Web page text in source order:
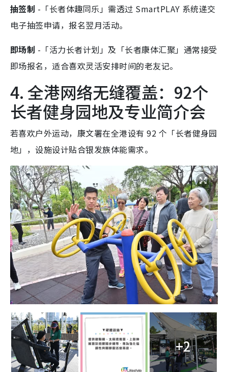
抽签制 -「长者体趣同乐」需透过 SmartPLAY 系统递交
电子抽签申请，报名翌月活动。
即场制 -「活力长者计划」及「长者康体汇聚」通常接受
即场报名，适合喜欢灵活安排时间的老友记。
4. 全港网络无缝覆盖：92个
长者健身园地及专业简介会
若喜欢户外运动，康文署在全港设有 92 个「长者健身园
地」，设施设计贴合银发族体能需求。
+2